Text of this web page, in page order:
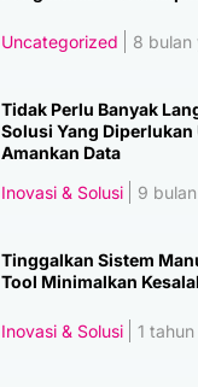
Uncategorized 8 bulan
Tidak Perlu Banyak
Solusi Yang Diperlukan
Amankan Data
Inovasi & Solusi
9
Tinggalkan Sistem
Tool Minimalkan
Inovasi & Solusi 1